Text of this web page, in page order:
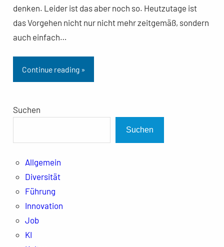
denken. Leider ist das aber noch so. Heutzutage ist
das Vorgehen nicht nur nicht mehr zeitgemäß, sondern
auch einfach…
Continue reading »
Suchen
Suchen
Allgemein
Diversität
Führung
Innovation
Job
KI